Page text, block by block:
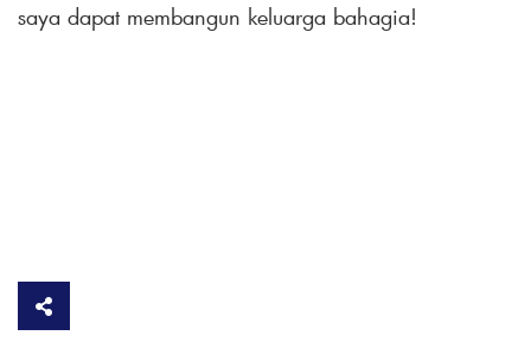
saya dapat membangun keluarga bahagia!